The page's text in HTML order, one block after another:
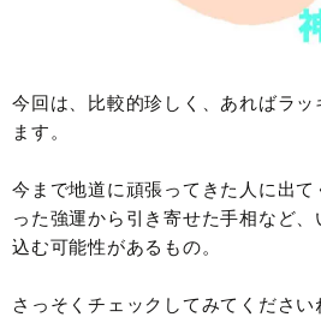
今回は、比較的珍しく、あればラ
ます。
今まで地道に頑張ってきた人に出
った強運から引き寄せた手相など
込む可能性があるもの。
さっそくチェックしてみてくださ